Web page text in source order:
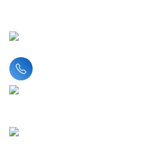
Liên hệ hotline